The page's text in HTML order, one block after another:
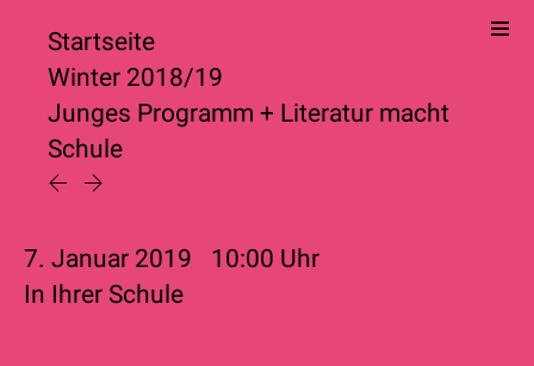
Startseite
Winter 2018/19
Junges Programm + Literatur macht
Schule
7. Januar 2019 10:00 Uhr
In Ihrer Schule